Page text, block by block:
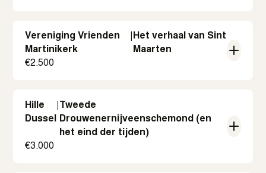
Vereniging Vrienden
Martinikerk
Het verhaal van Sint
Maarten
€2.500
Hille
Dussel
Tweede
Drouwenernijveenschemond (en
het eind der tijden)
€3.000